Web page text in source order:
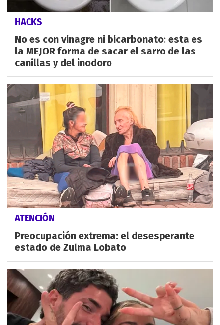
HACKS
No es con vinagre ni bicarbonato: esta es
la MEJOR forma de sacar el sarro de las
canillas y del inodoro
ATENCIÓN
Preocupación extrema: el desesperante
estado de Zulma Lobato